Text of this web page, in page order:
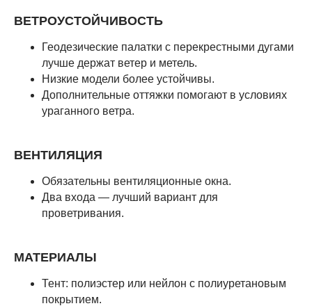
ВЕТРОУСТОЙЧИВОСТЬ
Геодезические палатки с перекрестными дугами
лучше держат ветер и метель.
Низкие модели более устойчивы.
Дополнительные оттяжки помогают в условиях
ураганного ветра.
ВЕНТИЛЯЦИЯ
Обязательны вентиляционные окна.
Два входа — лучший вариант для
проветривания.
МАТЕРИАЛЫ
Тент: полиэстер или нейлон с полиуретановым
покрытием.